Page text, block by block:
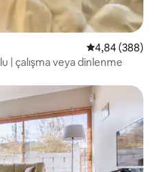
5 üzerinden
4,84 (388)
| çalışma veya dinlenme